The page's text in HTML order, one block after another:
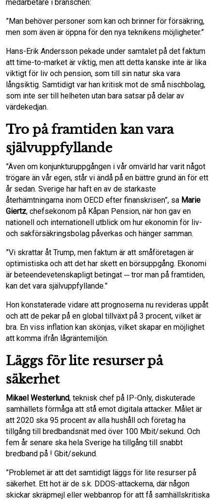
medarbetare i branschen:
”Man behöver personer som kan och brinner för försäkring,
men som även är öppna för den nya teknikens möjligheter.”
Hans-Erik Andersson pekade under samtalet på det faktum
att time-to-market är viktig, men att detta kanske inte är lika
viktigt för liv och pension, som till sin natur ska vara
långsiktig. Samtidigt var han kritisk mot de små nischbolag,
som inte ser till helheten utan bara satsar på delar av
värdekedjan.
Tro på framtiden kan vara
självuppfyllande
”Även om konjunkturuppgången i vår omvärld har varit något
trögare än vår egen, står vi ändå på en bättre grund än för ett
år sedan. Sverige har haft en av de starkaste
återhämtningarna inom OECD efter finanskrisen”, sa Marie
Giertz, chefsekonom på Kåpan Pension, när hon gav en
nationell och internationell utblick om hur ekonomin för liv-
och sakförsäkringsbolag påverkas och hänger samman.
”Vi skrattar åt Trump, men faktum är att småföretagen är
optimistiska och att det har skett en börsuppgång. Ekonomi
är beteendevetenskapligt betingat ─ tror man på framtiden,
kan det vara självuppfyllande.”
Hon konstaterade vidare att prognoserna nu revideras uppåt
och att de pekar på en global tillväxt på 3 procent, vilket är
bra. En viss inflation kan skönjas, vilket skapar en möjlighet
att komma ifrån lågräntemiljön.
Läggs för lite resurser på
säkerhet
Mikael Westerlund, teknisk chef på IP-Only, diskuterade
samhällets förmåga att stå emot digitala attacker. Målet är
att 2020 ska 95 procent av alla hushåll och företag ha
tillgång till bredbandsnät med över 100 Mbit/sekund. Och
fem år senare ska hela Sverige ha tillgång till snabbt
bredband på ! Gbit/sekund.
”Problemet är att det samtidigt läggs för lite resurser på
säkerhet. Ett hot är de s.k. DDOS-attackerna, där någon
skickar skräpmejl eller webbanrop för att få samhällskritiska